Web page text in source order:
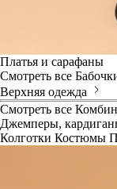
Платья и сарафаны
Смотреть все
Верхняя одежда
Смотреть все
Джемперы,
Колготки Костюмы